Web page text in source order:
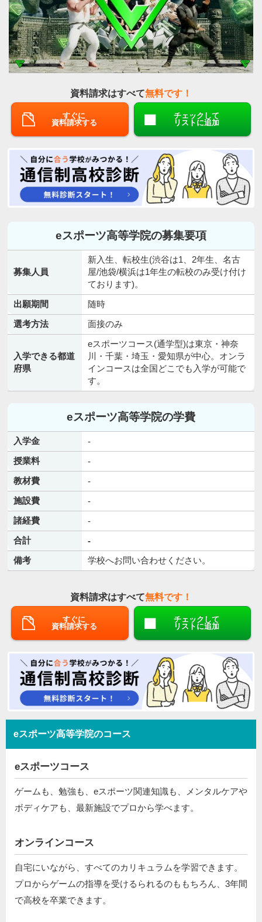
資料請求はすべて無料です！
すぐに
資料請求する
チェックして
リストに追加
eスポーツ高等学院の募集要項
募集人員
新入生、転校生(渋谷は1、2年生、名古
屋/池袋/横浜は1年生の転校のみ受け付け
ております)。
出願期間
随時
選考方法
面接のみ
入学できる都道
府県
eスポーツコース(通学型)は東京・神奈
川・千葉・埼玉・愛知県が中心。オンラ
インコースは全国どこでも入学が可能で
す。
eスポーツ高等学院の学費
入学金
-
授業料
-
教材費
-
施設費
-
諸経費
-
合計
-
備考
学校へお問い合わせください。
資料請求はすべて無料です！
すぐに
資料請求する
チェックして
リストに追加
eスポーツ高等学院のコース
eスポーツコース
ゲームも、勉強も、eスポーツ関連知識も、メンタルケアや
ボディケアも、最新施設でプロから学べます。
オンラインコース
自宅にいながら、すべてのカリキュラムを学習できます。
プロからゲームの指導を受けるられるのももちろん、3年間
で高校を卒業できます。